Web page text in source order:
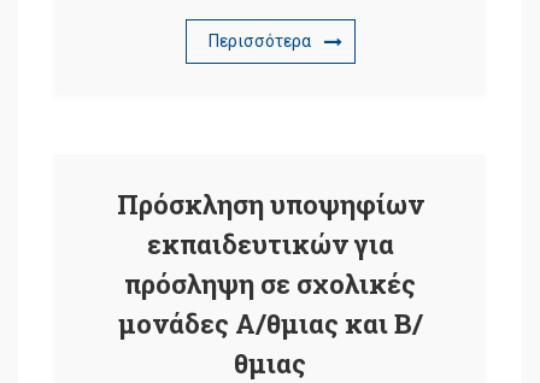
Περισσότερα
Πρόσκληση υποψηφίων
εκπαιδευτικών για
πρόσληψη σε σχολικές
μονάδες Α/θμιας και Β/
θμιας